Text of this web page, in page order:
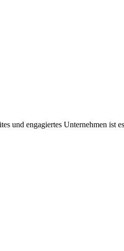
und engagiertes Unternehmen ist